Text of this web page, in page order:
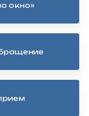
окно»